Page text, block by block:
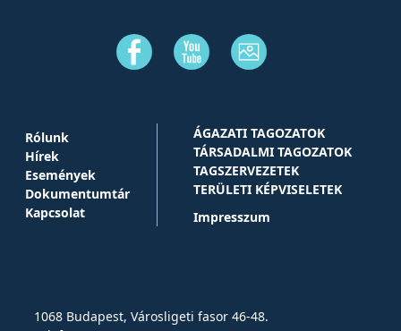
Rólunk
Hírek
Események
Dokumentumtár
Kapcsolat
ÁGAZATI TAGOZATOK
TÁRSADALMI TAGOZATOK
TAGSZERVEZETEK
TERÜLETI KÉPVISELETEK
Impresszum
1068 Budapest, Városligeti fasor 46-48.